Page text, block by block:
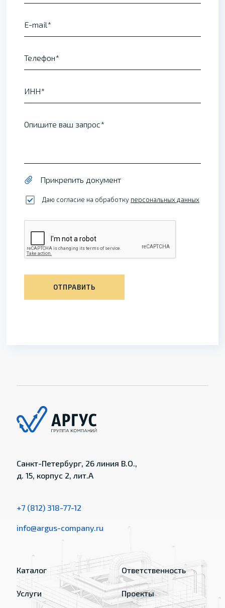
E-mail
Телефон
ИНН
Опишите ваш запрос
Прикрепить документ
Даю согласие на обработку персональных данных
ОТПРАВИТЬ
Санкт-Петербург, 26 линия В.О.,
д. 15, корпус 2, лит.А
+7 (812) 318-77-12
info@argus-company.ru
Каталог
Услуги
Ответственность
Проекты